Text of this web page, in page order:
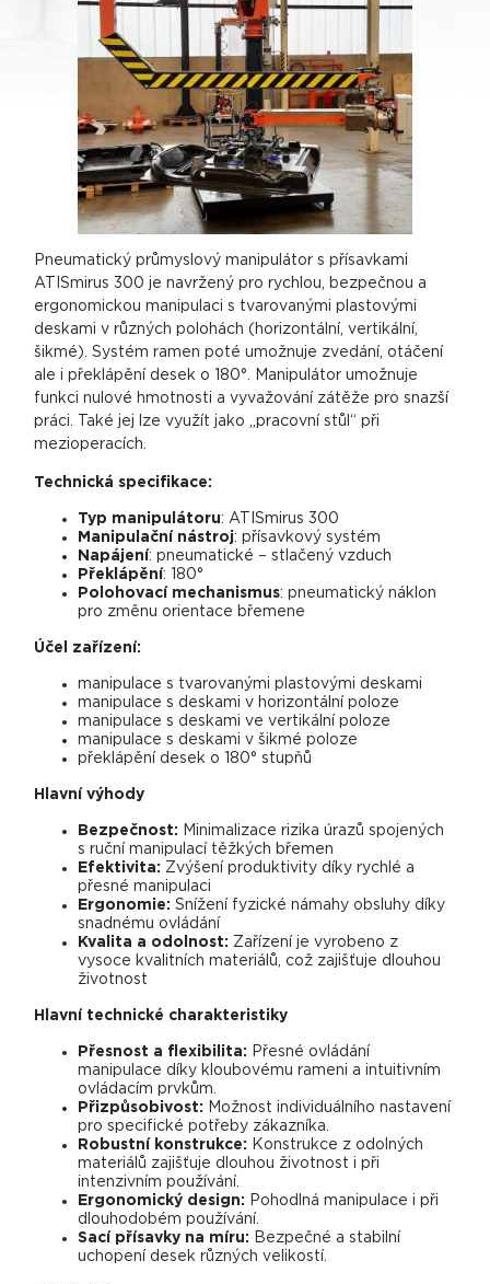
Pneumatický průmyslový manipulátor s přísavkami
ATISmirus 300 je navržený pro rychlou, bezpečnou a
ergonomickou manipulaci s tvarovanými plastovými
deskami v různých polohách (horizontální, vertikální,
šikmé). Systém ramen poté umožnuje zvedání, otáčení
ale i překlápění desek o 180°. Manipulátor umožnuje
funkci nulové hmotnosti a vyvažování zátěže pro snazší
práci. Také jej lze využít jako „pracovní stůl“ při
mezioperacích.
Technická specifikace:
Typ manipulátoru: ATISmirus 300
Manipulační nástroj: přísavkový systém
Napájení: pneumatické – stlačený vzduch
Překlápění: 180°
Polohovací mechanismus: pneumatický náklon
pro změnu orientace břemene
Účel zařízení:
manipulace s tvarovanými plastovými deskami
manipulace s deskami v horizontální poloze
manipulace s deskami ve vertikální poloze
manipulace s deskami v šikmé poloze
překlápění desek o 180° stupňů
Hlavní výhody
Bezpečnost: Minimalizace rizika úrazů spojených
s ruční manipulací těžkých břemen
Efektivita: Zvýšení produktivity díky rychlé a
přesné manipulaci
Ergonomie: Snížení fyzické námahy obsluhy díky
snadnému ovládání
Kvalita a odolnost: Zařízení je vyrobeno z
vysoce kvalitních materiálů, což zajišťuje dlouhou
životnost
Hlavní technické charakteristiky
Přesnost a flexibilita: Přesné ovládání
manipulace díky kloubovému rameni a intuitivním
ovládacím prvkům.
Přizpůsobivost: Možnost individuálního nastavení
pro specifické potřeby zákazníka.
Robustní konstrukce: Konstrukce z odolných
materiálů zajišťuje dlouhou životnost i při
intenzivním používání.
Ergonomický design: Pohodlná manipulace i při
dlouhodobém používání.
Sací přísavky na míru: Bezpečné a stabilní
uchopení desek různých velikostí.